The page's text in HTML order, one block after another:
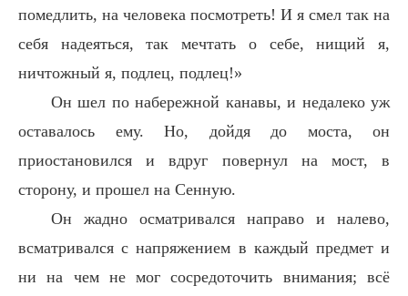
помедлить, на человека посмотреть! И я смел так на
себя надеяться, так мечтать о себе, нищий я,
ничтожный я, подлец, подлец!»
Он шел по набережной канавы, и недалеко уж
оставалось ему. Но, дойдя до моста, он
приостановился и вдруг повернул на мост, в
сторону, и прошел на Сенную.
Он жадно осматривался направо и налево,
всматривался с напряжением в каждый предмет и
ни на чем не мог сосредоточить внимания; всё